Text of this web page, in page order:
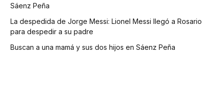
Sáenz Peña
La despedida de Jorge Messi: Lionel Messi llegó a Rosario
para despedir a su padre
Buscan a una mamá y sus dos hijos en Sáenz Peña